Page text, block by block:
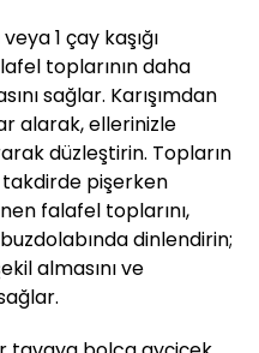
1 çay kaşığı
toplarının daha
sağlar. Karışımdan
alarak, ellerinizle
düzleştirin. Topların
takdirde pişerken
falafel toplarını,
dinlendirin;
almasını ve